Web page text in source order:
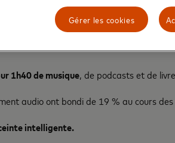
1h40 de musique, de podcasts et de
audio ont bondi de 19 % au cours
intelligente.
Gérer les cookies